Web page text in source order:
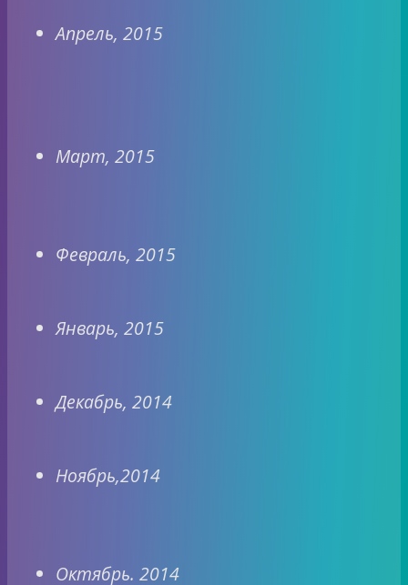
Апрель, 2015
Март, 2015
Февраль, 2015
Январь, 2015
Декабрь, 2014
Ноябрь,2014
Октябрь. 2014